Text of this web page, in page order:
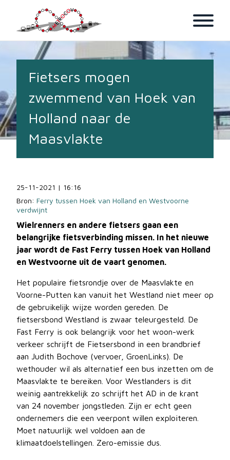
Home
Nieuws
Adviezen
Leden
Video
Vergaderstukken
Fietsers mogen
zwemmend van Hoek van
Holland naar de
Maasvlakte
25-11-2021 | 16:16
Bron: Ferry tussen Hoek van Holland en Westvoorne
verdwijnt
Wielrenners en andere fietsers gaan een
belangrijke fietsverbinding missen. In het nieuwe
jaar wordt de Fast Ferry tussen Hoek van Holland
en Westvoorne uit de vaart genomen.
Het populaire fietsrondje over de Maasvlakte en
Voorne-Putten kan vanuit het Westland niet meer op
de gebruikelijk wijze worden gereden. De
fietsersbond Westland is zwaar teleurgesteld. De
Fast Ferry is ook belangrijk voor het woon-werk
verkeer schrijft de Fietsersbond in een brandbrief
aan Judith Bochove (vervoer, GroenLinks). De
wethouder wil als alternatief een bus inzetten om de
Maasvlakte te bereiken. Voor Westlanders is dit
weinig aantrekkelijk zo schrijft het AD in de krant
van 24 november jongstleden. Zijn er echt geen
ondernemers die een veerpont willen exploiteren.
Moet natuurlijk wel voldoen aan de
klimaatdoelstellingen. Zero-emissie dus.